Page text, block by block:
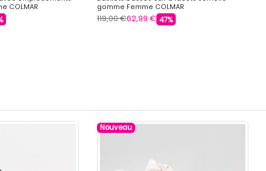
COLMAR
gomme Femme COLMAR
119,00 €62,99 € 47%
Nouveau